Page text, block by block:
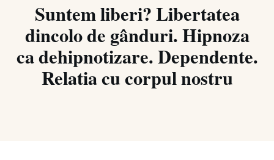
Suntem liberi? Libertatea
dincolo de gânduri. Hipnoza
ca dehipnotizare. Dependente.
Relatia cu corpul nostru